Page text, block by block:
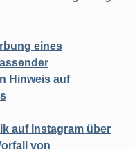
eines
Hinweis auf
auf Instagram über
von